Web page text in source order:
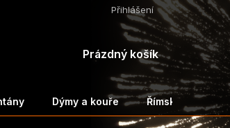
Přihlášení
NÁKUPNÍ
Prázdný košík
Dýmy a kouře Římské svíce a